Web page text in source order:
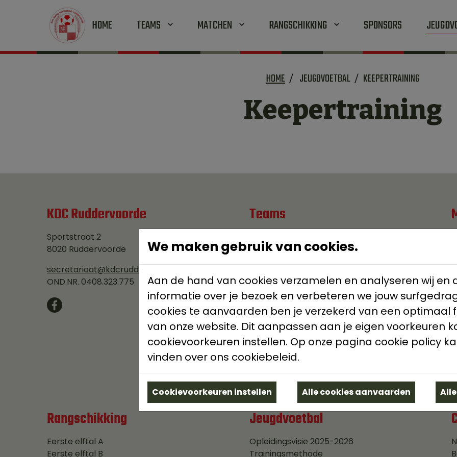
HOME TEAMS MATCHEN RANGSCHIKKING SPONSORS
HOME JEUGDVOETBAL KEEPERTRAINING
Keepertraining
KDC Ruddervoorde
Sportstraat 2
8020 Ruddervoorde
secretariaat@kdcruddervoorde.be
OND.NR. 0408.323.775
Teams
Eerste elftal B
Reserven
Jeugd: U17
Jeugd: U15 A
Jeugd: U15 B
Jeugd: U13
Jeugd: U12
Jeugd: U11
Jeugd: U9
Jeugd: U8
Jeugd: U7
Jeugd: U4/5/6
Rangschikking
Eerste elftal A
Eerste elftal B
Jeugdvoetbal
Opleidingsvisie 2025-2026
Trainingsmethode
We maken gebruik van cookies.
Aan de hand van cookies verzamelen en analyseren wij en
informatie over je bezoek en verbeteren we jouw
cookies te aanvaarden ben je verzekerd van een optimaal
van onze website. Dit aanpassen aan je eigen voorkeuren
cookievoorkeuren instellen. Op onze pagina cookie policy
vinden over ons cookiebeleid.
Cookievoorkeuren instellen